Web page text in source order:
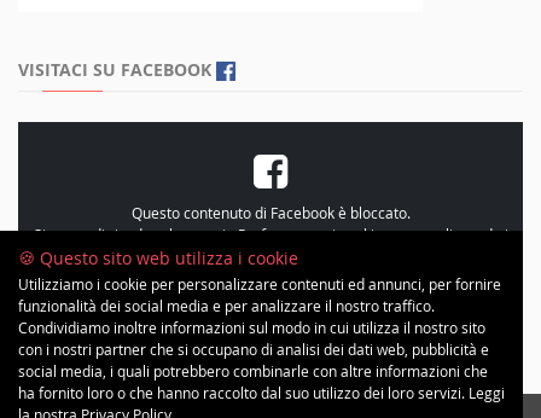
VISITACI SU FACEBOOK
Questo contenuto di Facebook è bloccato.
Si prega di rivedere le propriePreferenze sui cookie, personalizzando i
cookie e accetando le “Statistiche”
🍪 Questo sito web utilizza i cookie
Utilizziamo i cookie per personalizzare contenuti ed annunci, per fornire
funzionalità dei social media e per analizzare il nostro traffico.
Condividiamo inoltre informazioni sul modo in cui utilizza il nostro sito
con i nostri partner che si occupano di analisi dei dati web, pubblicità e
social media, i quali potrebbero combinarle con altre informazioni che
ha fornito loro o che hanno raccolto dal suo utilizzo dei loro servizi. Leggi